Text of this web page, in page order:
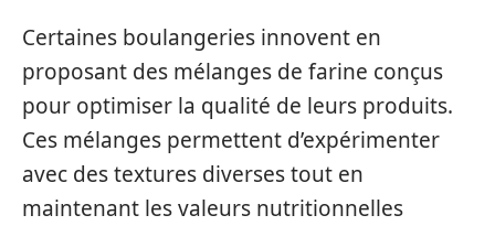
Certaines boulangeries innovent en
proposant des mélanges de farine conçus
pour optimiser la qualité de leurs produits.
Ces mélanges permettent d’expérimenter
avec des textures diverses tout en
maintenant les valeurs nutritionnelles